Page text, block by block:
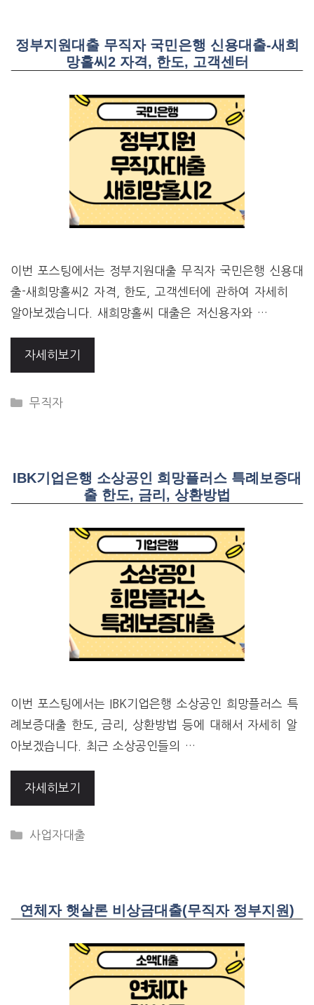
정부지원대출 무직자 국민은행 신용대출-새희
망홀씨2 자격, 한도, 고객센터
이번 포스팅에서는 정부지원대출 무직자 국민은행 신용대
출-새희망홀씨2 자격, 한도, 고객센터에 관하여 자세히
알아보겠습니다. 새희망홀씨 대출은 저신용자와 …
자세히보기
CATEGORIES
무직자
IBK기업은행 소상공인 희망플러스 특례보증대
출 한도, 금리, 상환방법
이번 포스팅에서는 IBK기업은행 소상공인 희망플러스 특
례보증대출 한도, 금리, 상환방법 등에 대해서 자세히 알
아보겠습니다. 최근 소상공인들의 …
자세히보기
CATEGORIES
사업자대출
연체자 햇살론 비상금대출(무직자 정부지원)